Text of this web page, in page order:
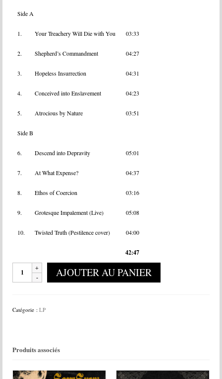
Side A
1. Your Treachery Will Die with You 03:33
2. Shepherd’s Commandment 04:27
3. Hopeless Insurrection 04:31
4. Conceived into Enslavement 04:23
5. Atrocious by Nature 03:51
Side B
6. Descend into Depravity 05:01
7. At What Expense? 04:37
8. Ethos of Coercion 03:16
9. Grotesque Impalement (Live) 05:08
10. Twisted Truth (Pestilence cover) 04:00
42:47
-
AJOUTER AU PANIER
Catégorie : LP
Produits associés